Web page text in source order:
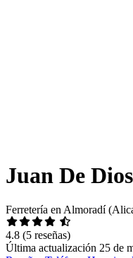
Juan De
Ferretería en Almoradí
4.8 (5 reseñas)
Última actualización 25 de